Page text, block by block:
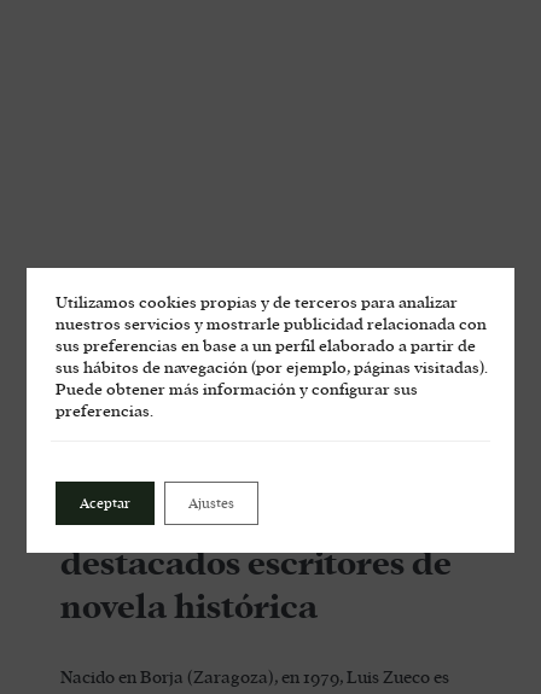
Un vino con… Luis Zueco,
uno de nuestros más
destacados escritores de
novela histórica
Nacido en Borja (Zaragoza), en 1979, Luis Zueco es
Utilizamos cookies propias y de terceros para analizar
nuestros servicios y mostrarle publicidad relacionada con
sus preferencias en base a un perfil elaborado a partir de
sus hábitos de navegación (por ejemplo, páginas visitadas).
Puede obtener más información y configurar sus
preferencias.
Aceptar Ajustes